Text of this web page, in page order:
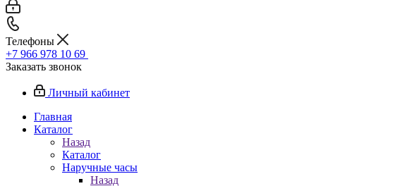
Телефоны
+7 966 978 10 69
Заказать звонок
Личный кабинет
Главная
Каталог
Назад
Каталог
Наручные часы
Назад